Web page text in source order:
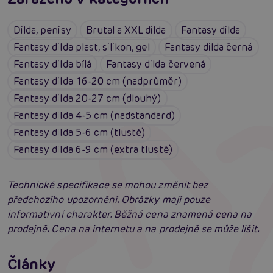
Dilda, penisy Brutal a XXL dilda
Fantasy dilda
Fantasy dilda plast, silikon, gel
Fantasy dilda černá
Fantasy dilda bílá
Fantasy dilda červená
Fantasy dilda 16-20 cm (nadprůměr)
Fantasy dilda 20-27 cm (dlouhý)
Fantasy dilda 4-5 cm (nadstandard)
Fantasy dilda 5-6 cm (tlusté)
Fantasy dilda 6-9 cm (extra tlusté)
Technické specifikace se mohou změnit bez
předchozího upozornění. Obrázky mají pouze
informativní charakter. Běžná cena znamená cena na
prodejně. Cena na internetu a na prodejně se může lišit.
Články
Erotická inteligence: Příručka Sexiomů
Swingers party poprvé: Erotický ráj plný